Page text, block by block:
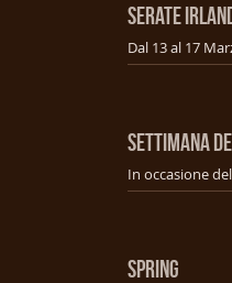
SERATE
SETTIMANA
SPRING